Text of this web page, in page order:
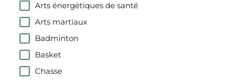
Arts énergétiques de santé
Arts martiaux
Badminton
Basket
Chasse